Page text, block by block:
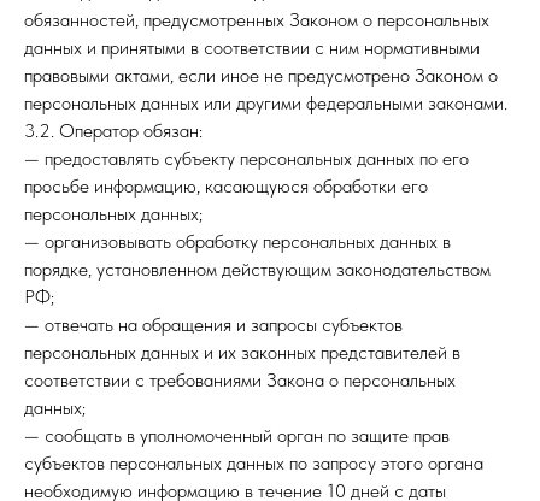
обязанностей, предусмотренных Законом о персональных
данных и принятыми в соответствии с ним нормативными
правовыми актами, если иное не предусмотрено Законом о
персональных данных или другими федеральными законами.
3.2. Оператор обязан:
— предоставлять субъекту персональных данных по его
просьбе информацию, касающуюся обработки его
персональных данных;
— организовывать обработку персональных данных в
порядке, установленном действующим законодательством
РФ;
— отвечать на обращения и запросы субъектов
персональных данных и их законных представителей в
соответствии с требованиями Закона о персональных
данных;
— сообщать в уполномоченный орган по защите прав
субъектов персональных данных по запросу этого органа
необходимую информацию в течение 10 дней с даты